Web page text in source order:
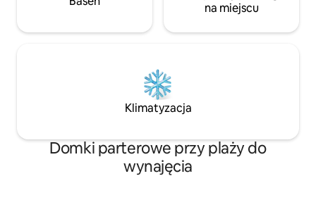
na miejscu
Klimatyzacja
Domki parterowe przy plaży do
wynajęcia